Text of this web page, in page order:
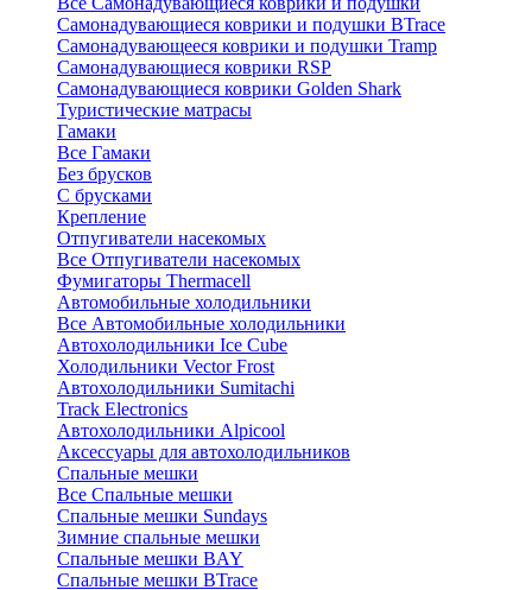
Самонадувающиеся коврики и подушки BTrace
Самонадувающееся коврики и подушки Tramp
Самонадувающиеся коврики RSP
Самонадувающиеся коврики Golden Shark
Туристические матрасы
Гамаки
Все Гамаки
Без брусков
С брусками
Крепление
Отпугиватели насекомых
Все Отпугиватели насекомых
Фумигаторы Thermacell
Автомобильные холодильники
Все Автомобильные холодильники
Автохолодильники Ice Cube
Холодильники Vector Frost
Автохолодильники Sumitachi
Track Electronics
Автохолодильники Alpicool
Аксессуары для автохолодильников
Спальные мешки
Все Спальные мешки
Спальные мешки Sundays
Зимние спальные мешки
Спальные мешки BAY
Спальные мешки BTrace